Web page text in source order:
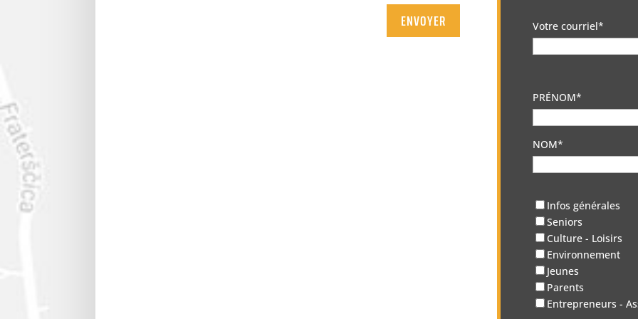
ENVOYER Votre courriel*
PRÉNOM*
NOM*
Infos générales
Seniors
Culture - Loisirs
Environnement
Jeunes
Parents
Entrepreneurs -